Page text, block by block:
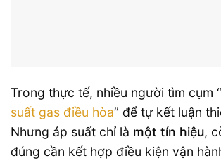
Trong thực tế, nhiều người tìm cụm “
suất gas điều hòa” để tự kết luận
Nhưng áp suất chỉ là một tín hiệu,
đúng cần kết hợp điều kiện vận